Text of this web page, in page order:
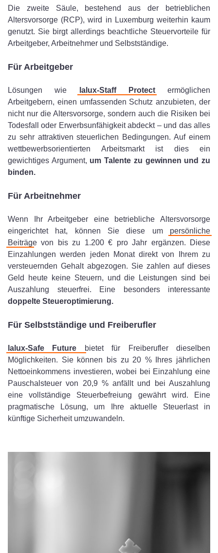
Die zweite Säule, bestehend aus der betrieblichen
Altersvorsorge (RCP), wird in Luxemburg weiterhin kaum
genutzt. Sie birgt allerdings beachtliche Steuervorteile für
Arbeitgeber, Arbeitnehmer und Selbstständige.
Für Arbeitgeber
Lösungen wie lalux-Staff Protectermöglichen
Arbeitgebern, einen umfassenden Schutz anzubieten, der
nicht nur die Altersvorsorge, sondern auch die Risiken bei
Todesfall oder Erwerbsunfähigkeit abdeckt – und das alles
zu sehr attraktiven steuerlichen Bedingungen. Auf einem
wettbewerbsorientierten Arbeitsmarkt ist dies ein
gewichtiges Argument, um Talente zu gewinnen und zu
binden.
Für Arbeitnehmer
Wenn Ihr Arbeitgeber eine betriebliche Altersvorsorge
eingerichtet hat, können Sie diese um persönliche
Beiträge von bis zu 1.200 € pro Jahr ergänzen. Diese
Einzahlungen werden jeden Monat direkt von Ihrem zu
versteuernden Gehalt abgezogen. Sie zahlen auf dieses
Geld heute keine Steuern, und die Leistungen sind bei
Auszahlung steuerfrei. Eine besonders interessante
doppelte Steueroptimierung.
Für Selbstständige und Freiberufler
lalux-Safe Future
bietet für Freiberufler dieselben
Möglichkeiten. Sie können bis zu 20 % Ihres jährlichen
Nettoeinkommens investieren, wobei bei Einzahlung eine
Pauschalsteuer von 20,9 % anfällt und bei Auszahlung
eine vollständige Steuerbefreiung gewährt wird. Eine
pragmatische Lösung, um Ihre aktuelle Steuerlast in
künftige Sicherheit umzuwandeln.